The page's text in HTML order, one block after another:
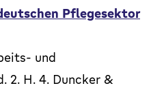
Pflegesektor
und
2. H. 4. Duncker &